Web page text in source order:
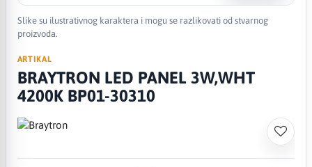
Slike su ilustrativnog karaktera i mogu se razlikovati od stvarnog
proizvoda.
ARTIKAL
BRAYTRON LED PANEL 3W,WHT
4200K BP01-30310